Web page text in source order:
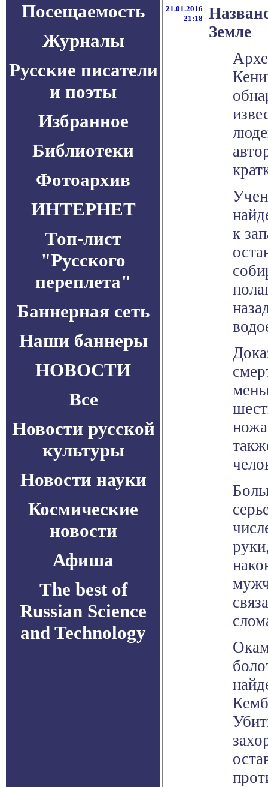
Посещаемость
Журналы
Русские писатели
и поэты
Избранное
Библиотеки
Фотоархив
ИНТЕРНЕТ
Топ-лист
"Русского
переплета"
Баннерная сеть
Наши баннеры
НОВОСТИ
Все
Новости русской
культуры
Новости науки
Космические
новости
Афиша
The best of
Russian Science
and Technology
21.01.2016
21:18
Земле
к